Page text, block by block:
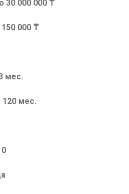
30 000 000 ₸
150 000 ₸
мес.
120 мес.
0